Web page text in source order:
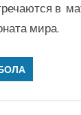
в
мира.